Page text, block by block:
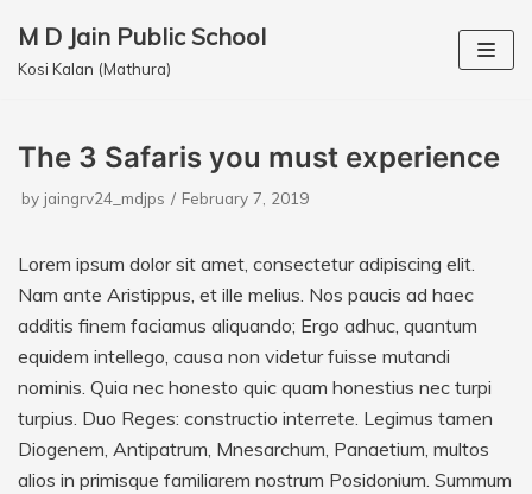
Skip
M D Jain Public School
Kosi Kalan (Mathura)
The 3 Safaris you must experience
by jaingrv24_mdjps February 7, 2019
Lorem ipsum dolor sit amet, consectetur adipiscing elit.
Nam ante Aristippus, et ille melius. Nos paucis ad haec
additis finem faciamus aliquando; Ergo adhuc, quantum
equidem intellego, causa non videtur fuisse mutandi
nominis. Quia nec honesto quic quam honestius nec turpi
turpius. Duo Reges: constructio interrete. Legimus tamen
Diogenem, Antipatrum, Mnesarchum, Panaetium, multos
alios in primisque familiarem nostrum Posidonium. Summum